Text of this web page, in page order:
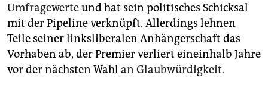
Umfragewerteund hat sein politisches Schicksal
mit der Pipeline verknüpft. Allerdings lehnen
Teile seiner linksliberalen Anhängerschaft das
Vorhaben ab, der Premier verliert eineinhalb Jahre
vor der nächsten Wahl an Glaubwürdigkeit.